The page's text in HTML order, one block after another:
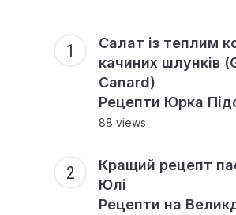
Салат із теплим
качиних шлунків
Canard)
Рецепти Юрка
88 views
Кращий рецепт
Юлі
Рецепти на